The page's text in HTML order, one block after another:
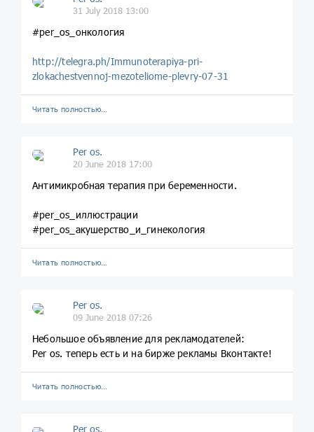
31 July 2018 13:00
#per_os_онкология
http://telegra.ph/Immunoterapiya-pri-
zlokachestvennoj-mezoteliome-plevry-07-31
Читать полностью…
Per os.
20 June 2018 17:00
Антимикробная терапия при беременности.
#per_os_иллюстрации
#per_os_акушерство_и_гинекология
Читать полностью…
Per os.
09 June 2018 07:26
Небольшое объявление для рекламодателей:
Per os. теперь есть и на бирже рекламы Вконтакте!
Читать полностью…
Per os.